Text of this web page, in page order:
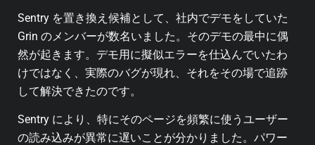
Sentry を置き換え候補として、社内でデモをしていた
Grin のメンバーが数名いました。そのデモの最中に偶
然が起きます。デモ用に擬似エラーを仕込んでいたわ
けではなく、実際のバグが現れ、それをその場で追跡
して解決できたのです。
Sentry により、特にそのページを頻繁に使うユーザー
の読み込みが異常に遅いことが分かりました。パワー